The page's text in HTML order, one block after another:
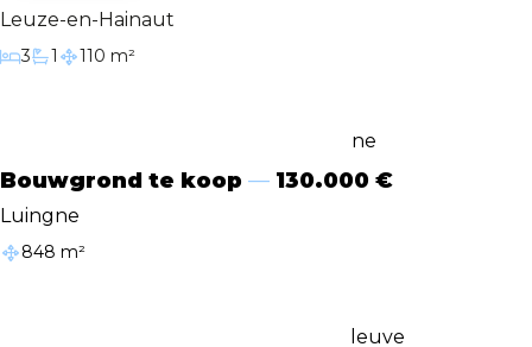
Leuze-en-Hainaut
3
Slaapkamers
1
Badkamer
110 m²
Bewoonbare oppervlakte
Bouwgrond te koop 130.000 €
Luingne
848 m²
Oppervlakte van het terrein